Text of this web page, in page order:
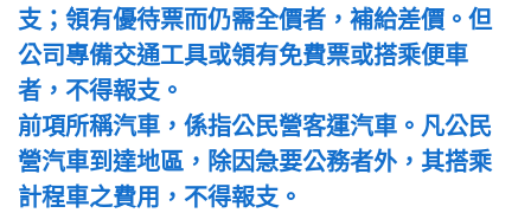
支；領有優待票而仍需全價者，補給差價。但
公司專備交通工具或領有免費票或搭乘便車
者，不得報支。
前項所稱汽車，係指公民營客運汽車。凡公民
營汽車到達地區，除因急要公務者外，其搭乘
計程車之費用，不得報支。